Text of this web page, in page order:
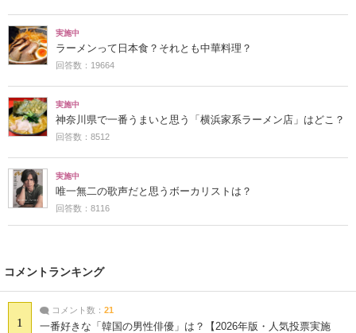
実施中
ラーメンって日本食？それとも中華料理？
回答数：19664
実施中
神奈川県で一番うまいと思う「横浜家系ラーメン店」はどこ？
回答数：8512
実施中
唯一無二の歌声だと思うボーカリストは？
回答数：8116
コメントランキング
1
コメント数： 21
一番好きな「韓国の男性俳優」は？【2026年版・人気投票実施